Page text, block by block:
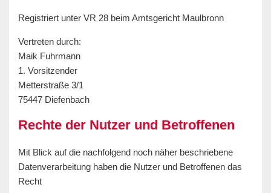
Registriert unter VR 28 beim Amtsgericht Maulbronn
Vertreten durch:
Maik Fuhrmann
1. Vorsitzender
Metterstraße 3/1
75447 Diefenbach
Rechte der Nutzer und Betroffenen
Mit Blick auf die nachfolgend noch näher beschriebene
Datenverarbeitung haben die Nutzer und Betroffenen das
Recht